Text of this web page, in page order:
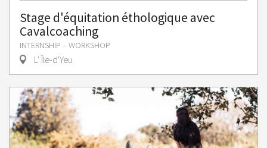
Stage d'équitation éthologique avec
Cavalcoaching
INTERNSHIP – WORKSHOP
L' Île-d'Yeu